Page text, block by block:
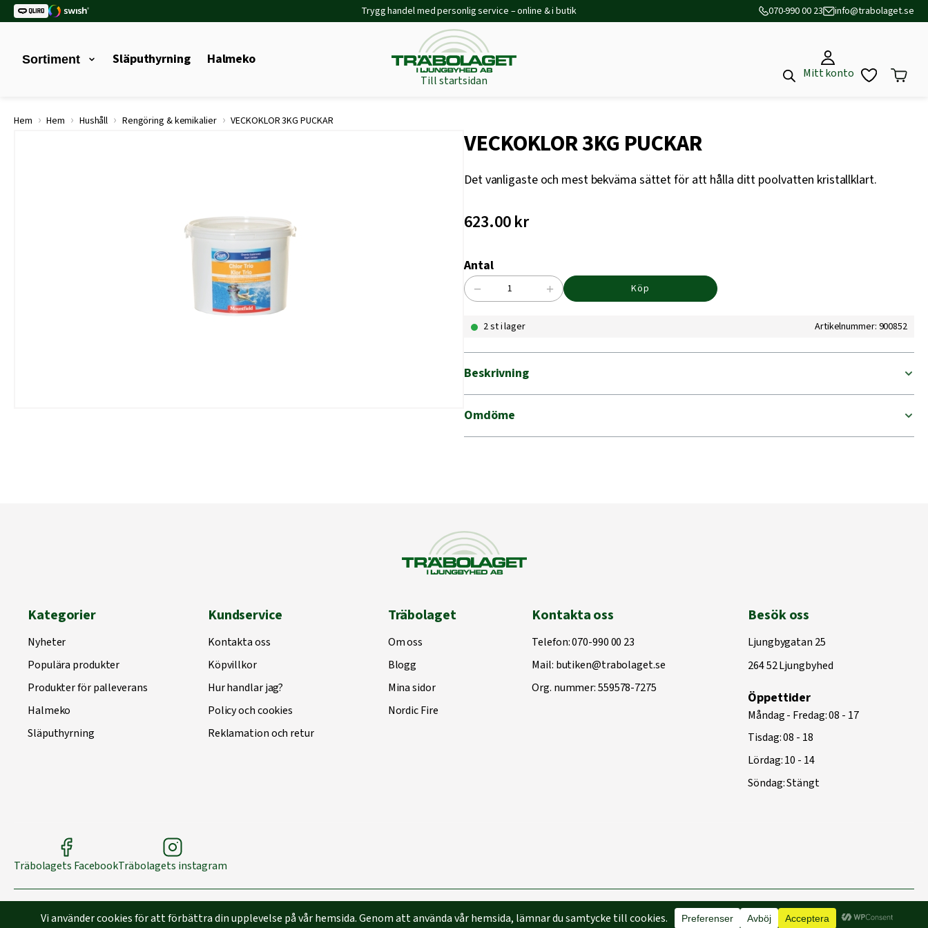
Trygg handel med personlig service – online & i butik 070-990 00 23 info@trabolaget.se
Sortiment Släputhyrning Halmeko
Till startsidan
Mitt konto
Hem › Hem › Hushåll › Rengöring & kemikalier › VECKOKLOR 3KG PUCKAR
VECKOKLOR 3KG PUCKAR
Det vanligaste och mest bekväma sättet för att hålla ditt poolvatten kristallklart.
623.00kr
Antal
VECKOKLOR
PUCKAR
− + Köp
2 st i lager Artikelnummer: 900852
Beskrivning
Omdöme
Kategorier
Nyheter
Populära produkter
Produkter för palleverans
Halmeko
Släputhyrning
Kundservice
Kontakta oss
Köpvillkor
Hur handlar jag?
Policy och cookies
Reklamation och retur
Träbolaget
Om oss
Blogg
Mina sidor
Nordic Fire
Kontakta oss
Telefon:070-990 00 23
Mail: butiken@trabolaget.se
Org. nummer: 559578-7275
Besök oss
Ljungbygatan 25
264 52 Ljungbyhed
Öppettider
Måndag - Fredag: 08 - 17
Tisdag: 08 - 18
Lördag: 10 - 14
Söndag: Stängt
Träbolagets FacebookTräbolagets instagram
Byggd med♥avCapace Media | Webbyrå Malmö